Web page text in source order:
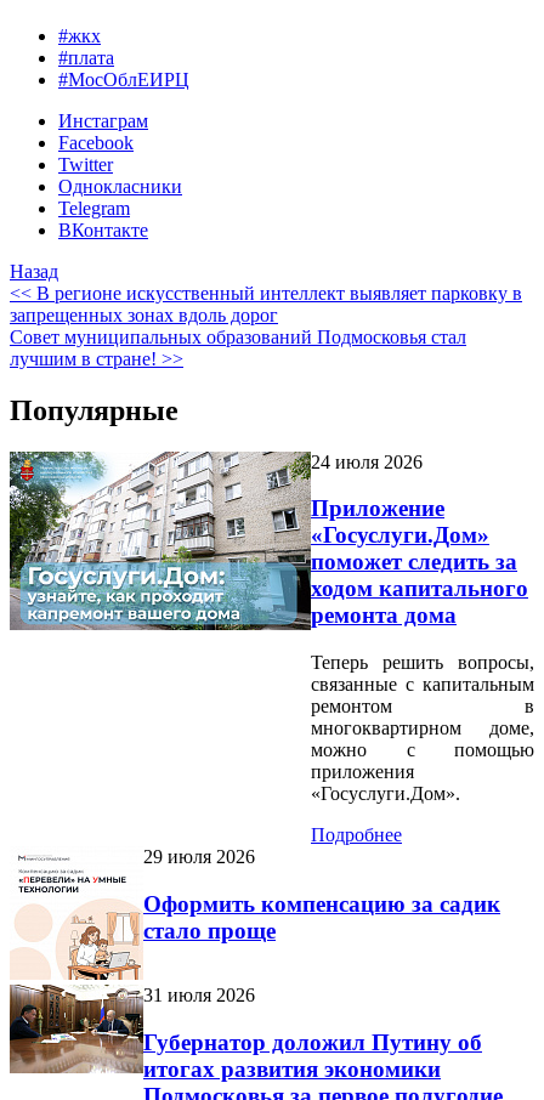
#жкх
#плата
#МосОблЕИРЦ
Инстаграм
Facebook
Twitter
Однокласники
Telegram
ВКонтакте
Назад
<< В регионе искусственный интеллект выявляет парковку в
запрещенных зонах вдоль дорог
Совет муниципальных образований Подмосковья стал
лучшим в стране! >>
Популярные
24 июля 2026
Приложение
«Госуслуги.Дом»
поможет следить за
ходом капитального
ремонта дома
Теперь решить вопросы,
связанные с капитальным
ремонтом в
многоквартирном доме,
можно с помощью
приложения
«Госуслуги.Дом».
Подробнее
29 июля 2026
Оформить компенсацию за садик
стало проще
31 июля 2026
Губернатор доложил Путину об
итогах развития экономики